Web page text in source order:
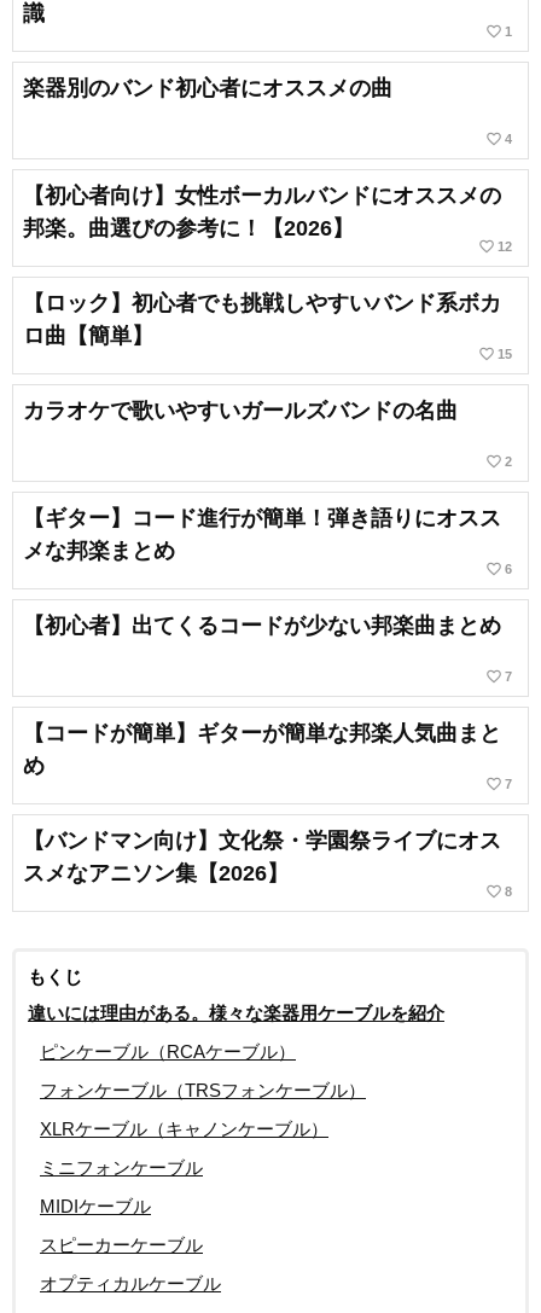
識
favorite_border 1
楽器別のバンド初心者にオススメの曲
favorite_border 4
【初心者向け】女性ボーカルバンドにオススメの
邦楽。曲選びの参考に！【2026】
favorite_border 12
【ロック】初心者でも挑戦しやすいバンド系ボカ
ロ曲【簡単】
favorite_border 15
カラオケで歌いやすいガールズバンドの名曲
favorite_border 2
【ギター】コード進行が簡単！弾き語りにオスス
メな邦楽まとめ
favorite_border 6
【初心者】出てくるコードが少ない邦楽曲まとめ
favorite_border 7
【コードが簡単】ギターが簡単な邦楽人気曲まと
め
favorite_border 7
【バンドマン向け】文化祭・学園祭ライブにオス
スメなアニソン集【2026】
favorite_border 8
もくじ
違いには理由がある。様々な楽器用ケーブルを紹介
ピンケーブル（RCAケーブル）
フォンケーブル（TRSフォンケーブル）
XLRケーブル（キャノンケーブル）
ミニフォンケーブル
MIDIケーブル
スピーカーケーブル
オプティカルケーブル